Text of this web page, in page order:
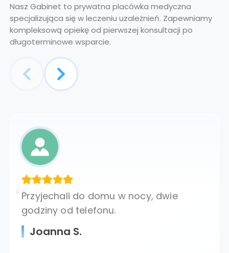
Nasz Gabinet to prywatna placówka medyczna
specjalizująca się w leczeniu uzależnień. Zapewniamy
kompleksową opiekę od pierwszej konsultacji po
długoterminowe wsparcie.
Przyjechali do domu w nocy, dwie
godziny od telefonu.
Joanna S.